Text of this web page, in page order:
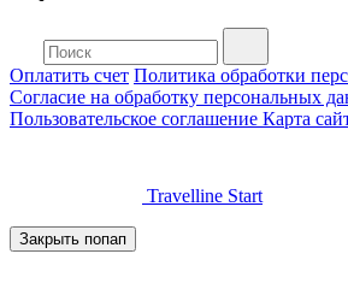
Оплатить счет Политика обработки
Согласие на обработку персональных
Пользовательское соглашение Карта
Travelline Start
Закрыть попап